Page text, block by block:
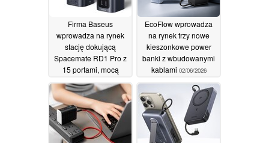
Firma Baseus
wprowadza na rynek
stację dokującą
Spacemate RD1 Pro z
15 portami, mocą
wyjściową 160 W oraz
funkcją
bezprzewodowego
ładowania Qi 2.2
16/06/2026
EcoFlow wprowadza
na rynek trzy nowe
kieszonkowe power
banki z wbudowanymi
kablami 02/06/2026